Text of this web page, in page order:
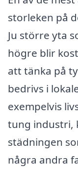
storleken på
Ju större yta
högre blir
att tänka på
bedrivs i
exempelvis
tung industri,
städningen
några andra